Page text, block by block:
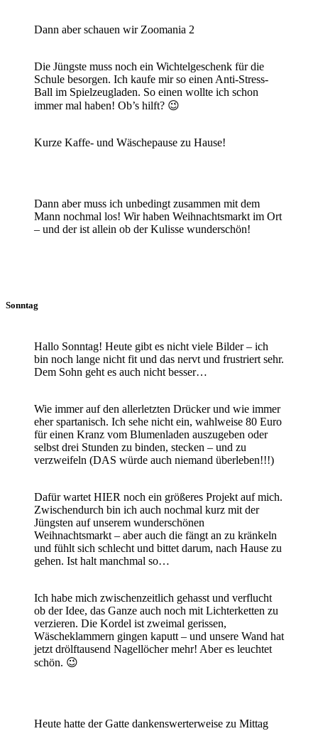
Dann aber schauen wir Zoomania 2
Die Jüngste muss noch ein Wichtelgeschenk für die
Schule besorgen. Ich kaufe mir so einen Anti-Stress-
Ball im Spielzeugladen. So einen wollte ich schon
immer mal haben! Ob’s hilft? 😉
Kurze Kaffe- und Wäschepause zu Hause!
Dann aber muss ich unbedingt zusammen mit dem
Mann nochmal los! Wir haben Weihnachtsmarkt im Ort
– und der ist allein ob der Kulisse wunderschön!
Sonntag
Hallo Sonntag! Heute gibt es nicht viele Bilder – ich
bin noch lange nicht fit und das nervt und frustriert sehr.
Dem Sohn geht es auch nicht besser…
Wie immer auf den allerletzten Drücker und wie immer
eher spartanisch. Ich sehe nicht ein, wahlweise 80 Euro
für einen Kranz vom Blumenladen auszugeben oder
selbst drei Stunden zu binden, stecken – und zu
verzweifeln (DAS würde auch niemand überleben!!!)
Dafür wartet HIER noch ein größeres Projekt auf mich.
Zwischendurch bin ich auch nochmal kurz mit der
Jüngsten auf unserem wunderschönen
Weihnachtsmarkt – aber auch die fängt an zu kränkeln
und fühlt sich schlecht und bittet darum, nach Hause zu
gehen. Ist halt manchmal so…
Ich habe mich zwischenzeitlich gehasst und verflucht
ob der Idee, das Ganze auch noch mit Lichterketten zu
verzieren. Die Kordel ist zweimal gerissen,
Wäscheklammern gingen kaputt – und unsere Wand hat
jetzt drölftausend Nagellöcher mehr! Aber es leuchtet
schön. 😉
Heute hatte der Gatte dankenswerterweise zu Mittag